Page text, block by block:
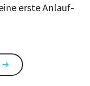
erste Anlauf-